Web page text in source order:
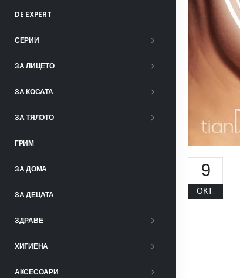
DE EXPERT
СЕРИИ
ЗА ЛИЦЕТО
ЗА КОСАТА
ЗА ТЯЛОТО
ГРИМ
ЗА ДОМА
ЗА ДЕЦАТА
ЗДРАВЕ
ХИГИЕНА
АКСЕСОАРИ
9
ОКТ.